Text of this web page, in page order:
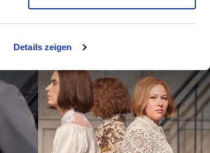
Details zeigen